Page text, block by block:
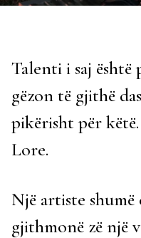
Talenti i saj është
gëzon të gjithë
pikërisht për
Lore.
Një artiste shumë
gjithmonë zë një